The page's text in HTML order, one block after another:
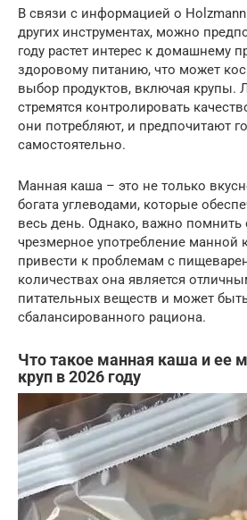
В связи с информацией о
других инструментах, можно
году растет интерес к домашнему
здоровому питанию, что может
выбор продуктов, включая крупы.
стремятся контролировать
они потребляют, и предпочитают
самостоятельно.
Манная каша – это не только
богата углеводами, которые
весь день. Однако, важно помнить
чрезмерное употребление манной
привести к проблемам с
количествах она является
питательных веществ и может
сбалансированного рациона.
Что такое манная каша и ее
круп в 2026 году